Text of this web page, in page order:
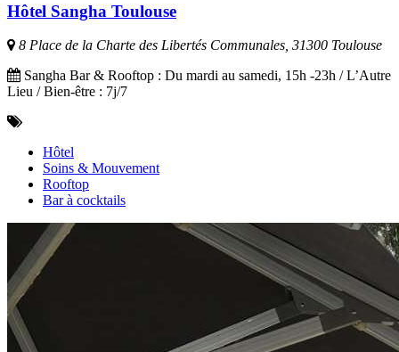
Hôtel Sangha Toulouse
8 Place de la Charte des Libertés Communales, 31300 Toulouse
Sangha Bar & Rooftop : Du mardi au samedi, 15h -23h / L’Autre
Lieu / Bien-être : 7j/7
Hôtel
Soins & Mouvement
Rooftop
Bar à cocktails